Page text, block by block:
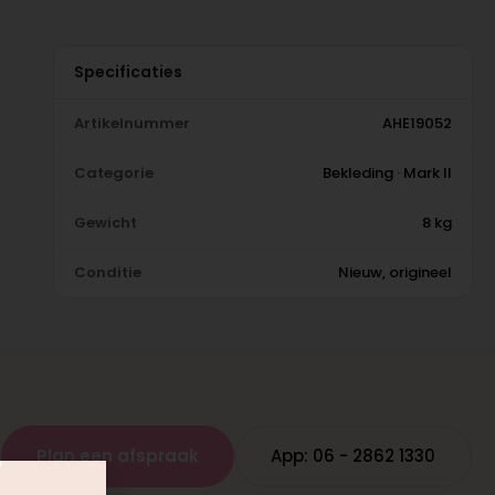
Specificaties
Artikelnummer AHE19052
Categorie Bekleding · Mark II
Gewicht 8 kg
Conditie Nieuw, origineel
Plan een afspraak App: 06 - 2862 1330